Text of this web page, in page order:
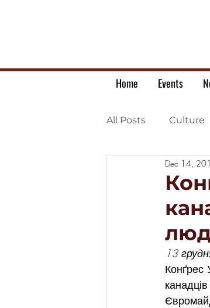
Home Events
All Posts Culture
Ukrainian war
Dec 14,
13
Конґрес